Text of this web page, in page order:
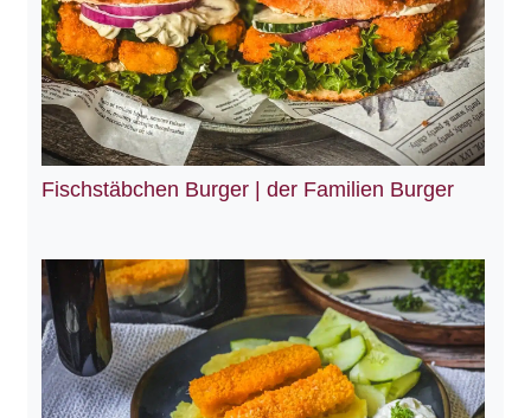
Fischstäbchen Burger | der Familien Burger